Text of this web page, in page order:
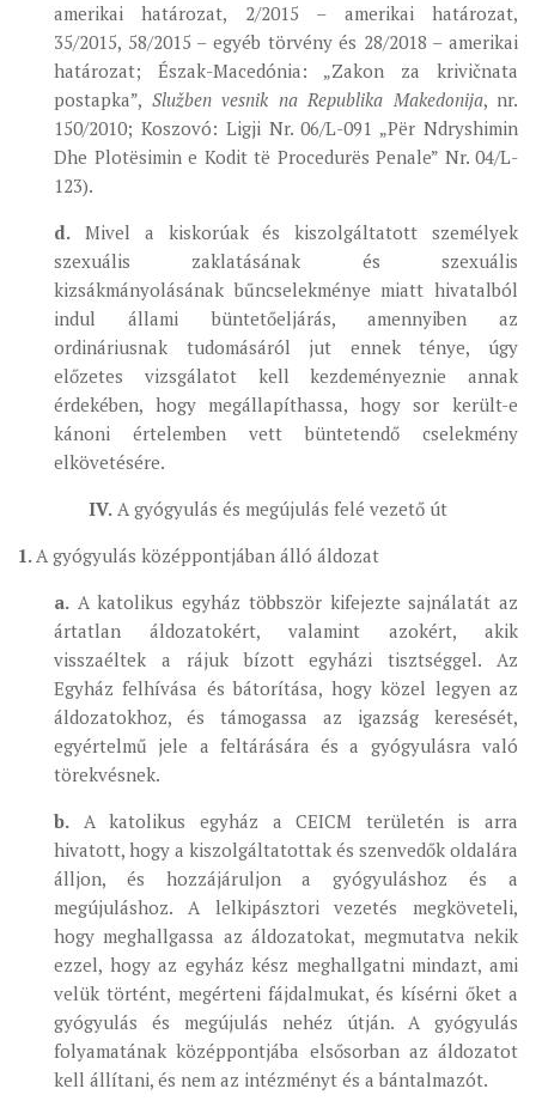
amerikai határozat, 2/2015 – amerikai határozat,
35/2015, 58/2015 – egyéb törvény és 28/2018 – amerikai
határozat; Észak-Macedónia: „Zakon za krivičnata
postapka”, Služben vesnik na Republika Makedonija, nr.
150/2010; Koszovó: Ligji Nr. 06/L-091 „Për Ndryshimin
Dhe Plotësimin e Kodit të Procedurës Penale” Nr. 04/L-
123).
d. Mivel a kiskorúak és kiszolgáltatott személyek
szexuális zaklatásának és szexuális
kizsákmányolásának bűncselekménye miatt hivatalból
indul állami büntetőeljárás, amennyiben az
ordináriusnak tudomásáról jut ennek ténye, úgy
előzetes vizsgálatot kell kezdeményeznie annak
érdekében, hogy megállapíthassa, hogy sor került-e
kánoni értelemben vett büntetendő cselekmény
elkövetésére.
IV. A gyógyulás és megújulás felé vezető út
1.A gyógyulás középpontjában álló áldozat
a. A katolikus egyház többször kifejezte sajnálatát az
ártatlan áldozatokért, valamint azokért, akik
visszaéltek a rájuk bízott egyházi tisztséggel. Az
Egyház felhívása és bátorítása, hogy közel legyen az
áldozatokhoz, és támogassa az igazság keresését,
egyértelmű jele a feltárására és a gyógyulásra való
törekvésnek.
b. A katolikus egyház a CEICM területén is arra
hivatott, hogy a kiszolgáltatottak és szenvedők oldalára
álljon, és hozzájáruljon a gyógyuláshoz és a
megújuláshoz. A lelkipásztori vezetés megköveteli,
hogy meghallgassa az áldozatokat, megmutatva nekik
ezzel, hogy az egyház kész meghallgatni mindazt, ami
velük történt, megérteni fájdalmukat, és kísérni őket a
gyógyulás és megújulás nehéz útján. A gyógyulás
folyamatának középpontjába elsősorban az áldozatot
kell állítani, és nem az intézményt és a bántalmazót.